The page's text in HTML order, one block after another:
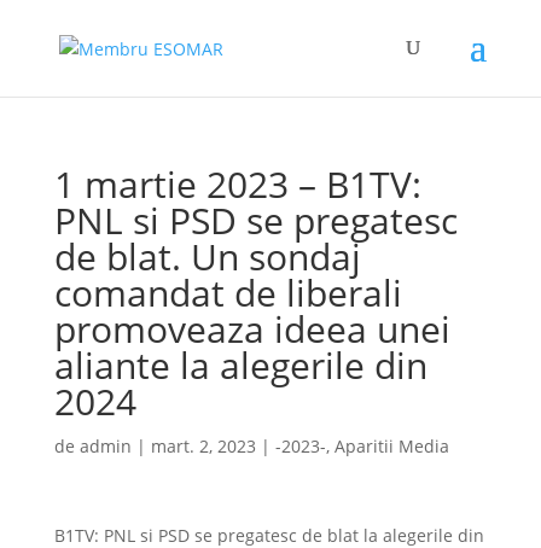
1 martie 2023 – B1TV:
PNL si PSD se pregatesc
de blat. Un sondaj
comandat de liberali
promoveaza ideea unei
aliante la alegerile din
2024
de admin | mart. 2, 2023 | -2023-, Aparitii Media
B1TV: PNL si PSD se pregatesc de blat la alegerile din